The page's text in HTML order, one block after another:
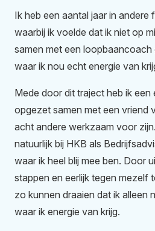
Ik heb een aantal jaar in andere
waarbij ik voelde dat ik niet op
samen met een
waar ik nou echt energie van
Mede door dit traject heb ik een
opgezet samen met een vriend
acht andere werkzaam voor
natuurlijk bij HKB als
waar ik heel blij mee ben. Door
stappen en eerlijk tegen mezelf
zo kunnen draaien dat ik alleen
waar ik energie van krijg.